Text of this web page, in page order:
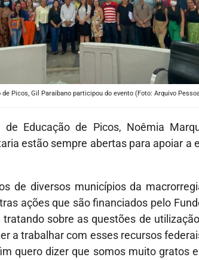
de Picos, Gil Paraibano participou do evento (Foto: Arquivo
Educação de Picos, Noêmia
estão sempre abertas para apoiar a
de diversos municípios da
ações que são financiados pelo
tratando sobre as questões de
a trabalhar com esses recursos
quero dizer que somos muito gratos